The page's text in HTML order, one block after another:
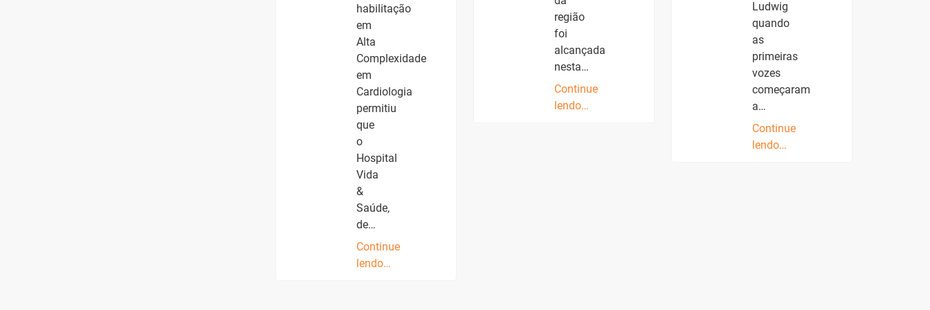
habilitação
em
Alta
Complexidade
em
Cardiologia
permitiu
que
o
Hospital
Vida
&
Saúde,
de…
Continue
lendo…
região
foi
alcançada
nesta…
Continue
lendo…
Ludwig
quando
as
primeiras
vozes
começaram
a…
Continue
lendo…